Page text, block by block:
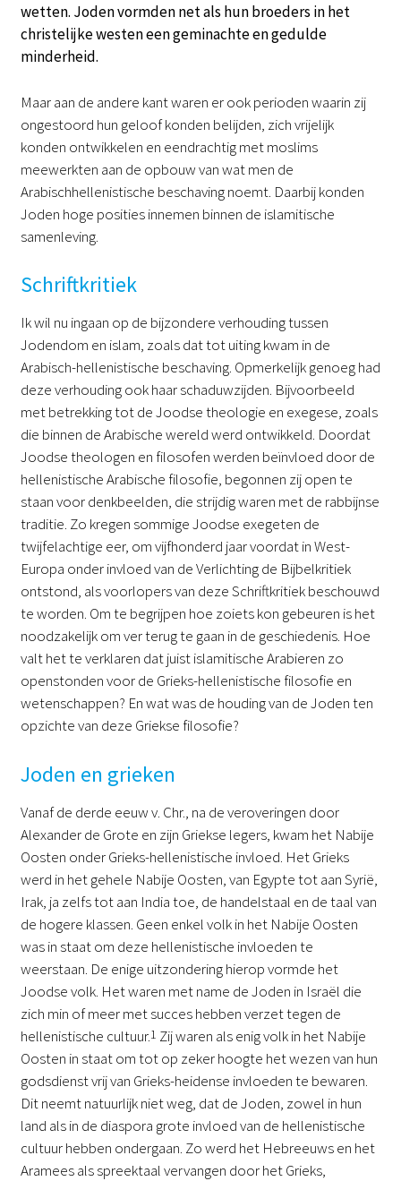
wetten. Joden vormden net als hun broeders in het
christelijke westen een geminachte en gedulde
minderheid.
Maar aan de andere kant waren er ook perioden waarin zij
ongestoord hun geloof konden belijden, zich vrijelijk
konden ontwikkelen en eendrachtig met moslims
meewerkten aan de opbouw van wat men de
Arabischhellenistische beschaving noemt. Daarbij konden
Joden hoge posities innemen binnen de islamitische
samenleving.
Schriftkritiek
Ik wil nu ingaan op de bijzondere verhouding tussen
Jodendom en islam, zoals dat tot uiting kwam in de
Arabisch-hellenistische beschaving. Opmerkelijk genoeg had
deze verhouding ook haar schaduwzijden. Bijvoorbeeld
met betrekking tot de Joodse theologie en exegese, zoals
die binnen de Arabische wereld werd ontwikkeld. Doordat
Joodse theologen en filosofen werden beïnvloed door de
hellenistische Arabische filosofie, begonnen zij open te
staan voor denkbeelden, die strijdig waren met de rabbijnse
traditie. Zo kregen sommige Joodse exegeten de
twijfelachtige eer, om vijfhonderd jaar voordat in West-
Europa onder invloed van de Verlichting de Bijbelkritiek
ontstond, als voorlopers van deze Schriftkritiek beschouwd
te worden. Om te begrijpen hoe zoiets kon gebeuren is het
noodzakelijk om ver terug te gaan in de geschiedenis. Hoe
valt het te verklaren dat juist islamitische Arabieren zo
openstonden voor de Grieks-hellenistische filosofie en
wetenschappen? En wat was de houding van de Joden ten
opzichte van deze Griekse filosofie?
Joden en grieken
Vanaf de derde eeuw v. Chr., na de veroveringen door
Alexander de Grote en zijn Griekse legers, kwam het Nabije
Oosten onder Grieks-hellenistische invloed. Het Grieks
werd in het gehele Nabije Oosten, van Egypte tot aan Syrië,
Irak, ja zelfs tot aan India toe, de handelstaal en de taal van
de hogere klassen. Geen enkel volk in het Nabije Oosten
was in staat om deze hellenistische invloeden te
weerstaan. De enige uitzondering hierop vormde het
Joodse volk. Het waren met name de Joden in Israël die
zich min of meer met succes hebben verzet tegen de
hellenistische cultuur.1 Zij waren als enig volk in het Nabije
Oosten in staat om tot op zeker hoogte het wezen van hun
godsdienst vrij van Grieks-heidense invloeden te bewaren.
Dit neemt natuurlijk niet weg, dat de Joden, zowel in hun
land als in de diaspora grote invloed van de hellenistische
cultuur hebben ondergaan. Zo werd het Hebreeuws en het
Aramees als spreektaal vervangen door het Grieks,